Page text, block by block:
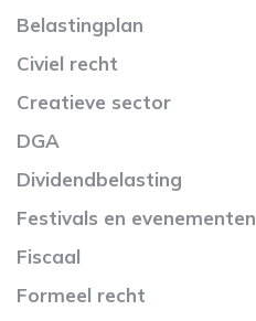
Belastingplan
Civiel recht
Creatieve sector
DGA
Dividendbelasting
Festivals en evenementen
Fiscaal
Formeel recht